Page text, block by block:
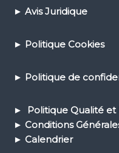
► Avis Juridique
► Politique Cookies
► Politique de
► Politique Qualité et
► Conditions
► Calendrier